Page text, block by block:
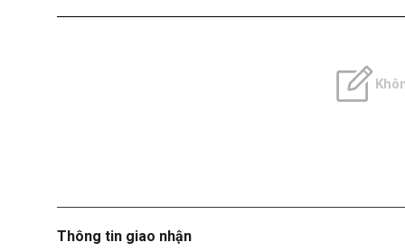
Thông tin giao nhận